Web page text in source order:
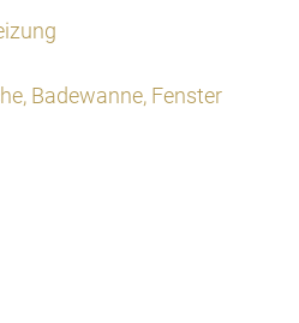
Badewanne, Fenster